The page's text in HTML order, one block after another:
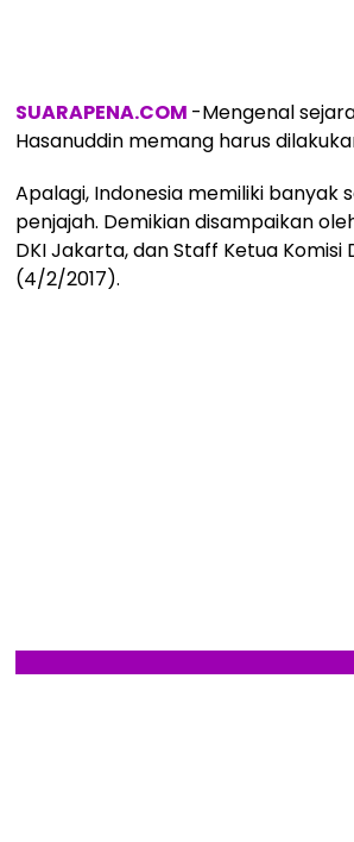
SUARAPENA.COM -Mengenal
Hasanuddin memang harus
Apalagi, Indonesia memiliki
penjajah. Demikian disampaikan
DKI Jakarta, dan Staff Ketua Komisi
(4/2/2017).